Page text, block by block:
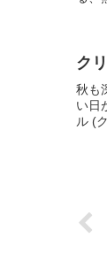
ク
秋も
い日
ル (